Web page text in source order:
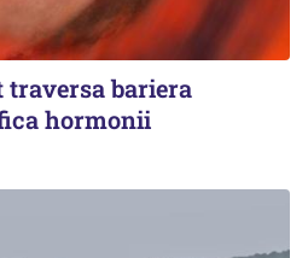
bariera
hormonii